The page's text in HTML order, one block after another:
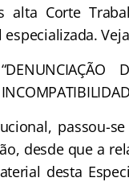
alta Corte
“DENUNCIAÇÃO
passou-se
desde que a
desta